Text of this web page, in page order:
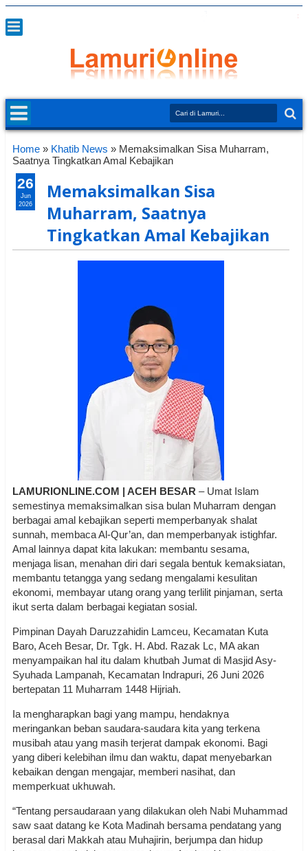
Home » Khatib News » Memaksimalkan Sisa Muharram,
Saatnya Tingkatkan Amal Kebajikan
Memaksimalkan Sisa
Muharram, Saatnya
Tingkatkan Amal Kebajikan
LAMURIONLINE.COM | ACEH BESAR – Umat Islam
semestinya memaksimalkan sisa bulan Muharram dengan
berbagai amal kebajikan seperti memperbanyak shalat
sunnah, membaca Al-Qur’an, dan memperbanyak istighfar.
Amal lainnya dapat kita lakukan: membantu sesama,
menjaga lisan, menahan diri dari segala bentuk kemaksiatan,
membantu tetangga yang sedang mengalami kesulitan
ekonomi, membayar utang orang yang terlilit pinjaman, serta
ikut serta dalam berbagai kegiatan sosial.
Pimpinan Dayah Daruzzahidin Lamceu, Kecamatan Kuta
Baro, Aceh Besar, Dr. Tgk. H. Abd. Razak Lc, MA akan
menyampaikan hal itu dalam khutbah Jumat di Masjid Asy-
Syuhada Lampanah, Kecamatan Indrapuri, 26 Juni 2026
bertepatan 11 Muharram 1448 Hijriah.
Ia mengharapkan bagi yang mampu, hendaknya
meringankan beban saudara-saudara kita yang terkena
musibah atau yang masih terjerat dampak ekonomi. Bagi
yang diberi kelebihan ilmu dan waktu, dapat menyebarkan
kebaikan dengan mengajar, memberi nasihat, dan
memperkuat ukhuwah.
“Tentang persaudaraan yang dilakukan oleh Nabi Muhammad
saw saat datang ke Kota Madinah bersama pendatang yang
berasal dari Makkah atau Muhajirin, berjumpa dan hidup
26
Jun
2026